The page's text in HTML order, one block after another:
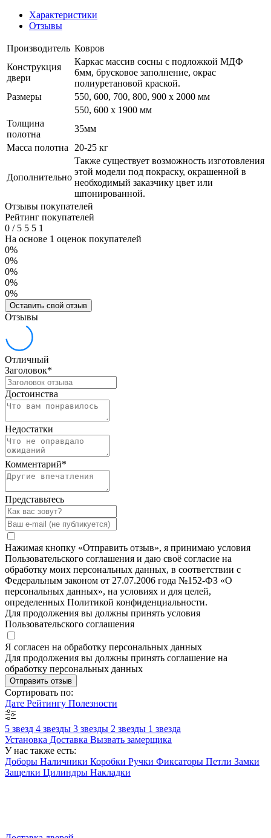
Характеристики
Отзывы
Производитель Ковров
Конструкция
двери
Каркас массив сосны с подложкой МДФ
6мм, брусковое заполнение, окрас
полиуретановой краской.
Размеры
550, 600, 700, 800, 900 x 2000 мм
550, 600 х 1900 мм
Толщина
полотна
35мм
Масса полотна
20-25 кг
Дополнительно
Также существует возможность изготовления
этой модели под покраску, окрашенной в
необходимый заказчику цвет или
шпонированной.
Отзывы покупателей
Рейтинг покупателей
0 /5 5 5 1
На основе 1 оценок покупателей
0%
0%
0%
0%
0%
Оставить свой отзыв
Отзывы
Отличный
Заголовок*
Достоинства
Недостатки
Комментарий*
Представьтесь
Нажимая кнопку «Отправить отзыв», я принимаю условия
Пользовательского соглашения и даю своё согласие на
обработку моих персональных данных, в соответствии с
Федеральным законом от 27.07.2006 года №152-ФЗ «О
персональных данных», на условиях и для целей,
определенных Политикой конфиденциальности.
Для продолжения вы должны принять условия
Пользовательского соглашения
Я согласен на обработку персональных данных
Для продолжения вы должны принять соглашение на
обработку персональных данных
Отправить отзыв
Сортировать по:
Дате Рейтингу Полезности
5 звезд 4 звезды 3 звезды 2 звезды 1 звезда
Установка Доставка Вызвать замерщика
У нас также есть:
Доборы Наличники Коробки Ручки Фиксаторы Петли Замки
Защелки Цилиндры Накладки